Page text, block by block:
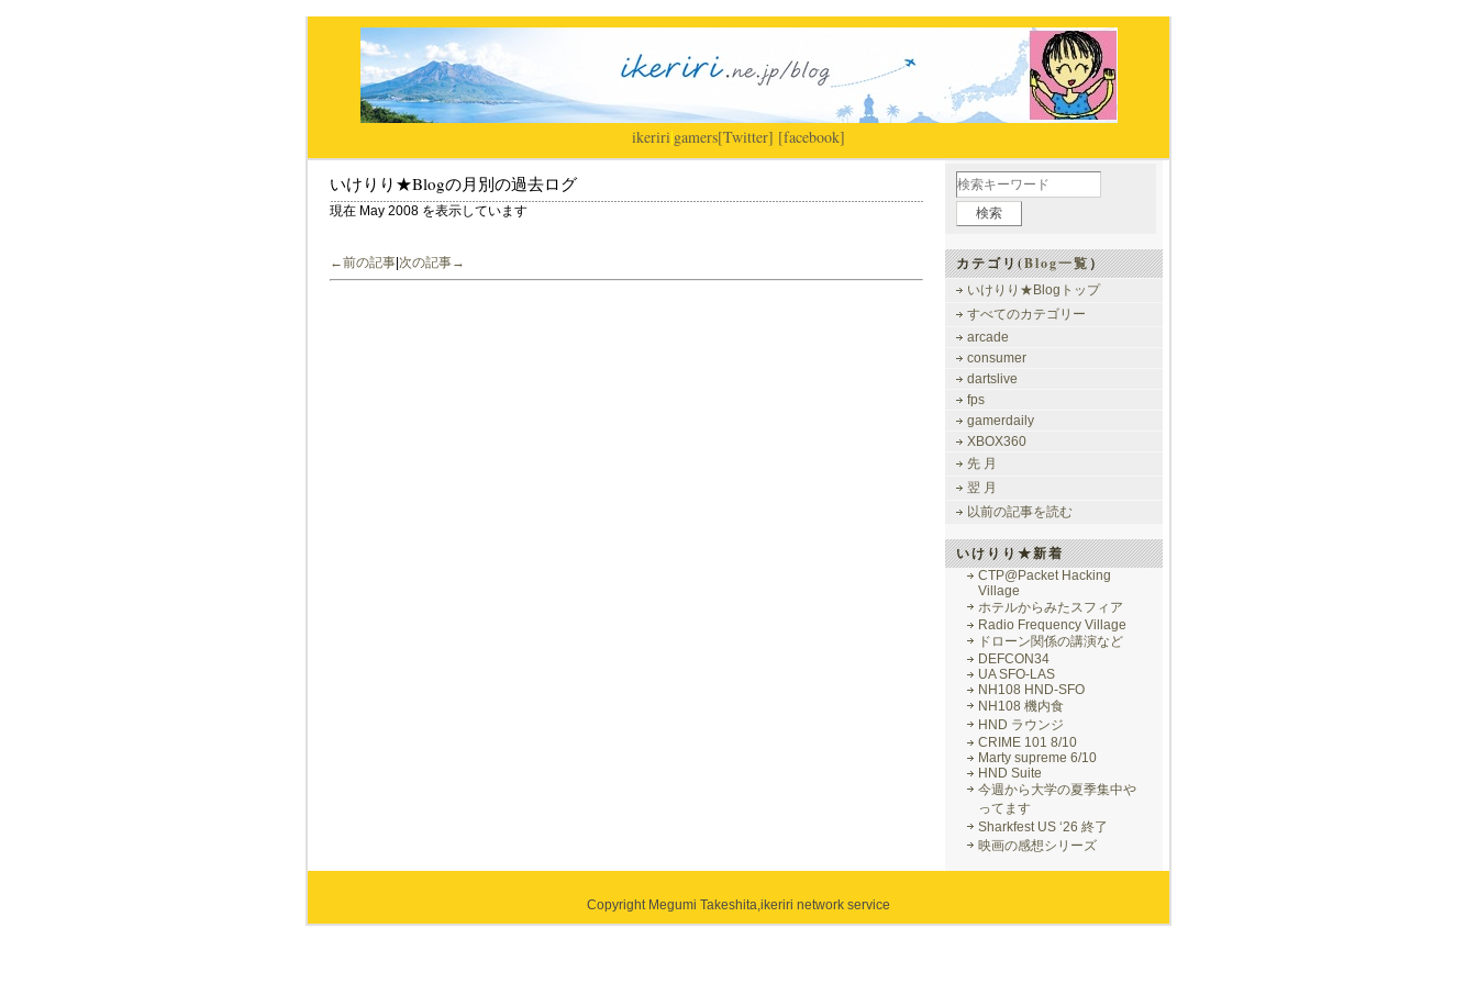
ikeriri|gamers[Twitter] [facebook]
いけりり★Blogの月別の過去ログ
現在 May 2008 を表示しています
←前の記事 次の記事→ カテゴリ(Blog一覧）
いけりり★Blogトップ
すべてのカテゴリー
arcade
consumer
dartslive
fps
gamerdaily
XBOX360
先 月
翌 月
以前の記事を読む
いけりり★新着
CTP@Packet Hacking
Village
ホテルからみたスフィア
Radio Frequency Village
ドローン関係の講演など
DEFCON34
UA SFO-LAS
NH108 HND-SFO
NH108 機内食
HND ラウンジ
CRIME 101 8/10
Marty supreme 6/10
HND Suite
今週から大学の夏季集中や
ってます
Sharkfest US ‘26 終了
映画の感想シリーズ
Copyright Megumi Takeshita,ikeriri network service